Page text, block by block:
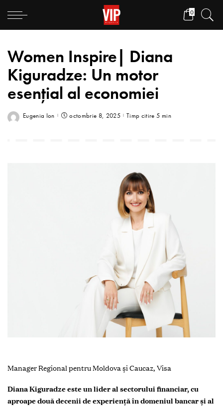
0
Women Inspire| Diana
Kiguradze: Un motor
esențial al economiei
Eugenia Ion octombrie 8, 2025 Timp citire 5 min
Manager Regional pentru Moldova și Caucaz, Visa
Diana Kiguradze este un lider al sectorului financiar, cu
aproape două decenii de experiență în domeniul bancar și al